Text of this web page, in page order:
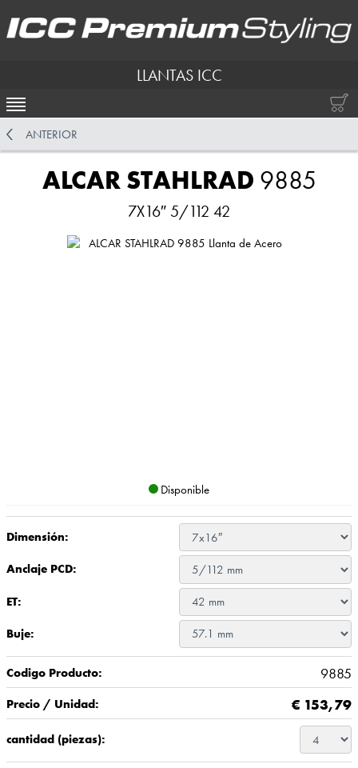
LLANTAS ICC
ACTIVAR NAVEGACIÓN
ANTERIOR
ALCAR STAHLRAD 9885
7X16″ 5/112 42
Disponible
Dimensión:
Anclaje PCD:
ET:
Buje:
Codigo Producto: 9885
Precio / Unidad: € 153,79
cantidad (piezas):